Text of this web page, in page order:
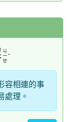
ㄐ
ㄧ
ㄝ
ˇ
容相連的事
處理。